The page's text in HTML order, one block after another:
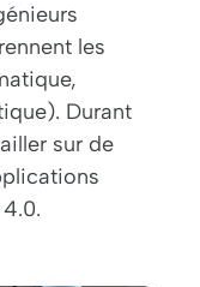
les
Durant
sur de